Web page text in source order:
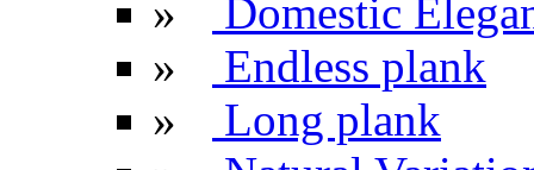
»
Domestic
»
Endless plank
»
Long plank